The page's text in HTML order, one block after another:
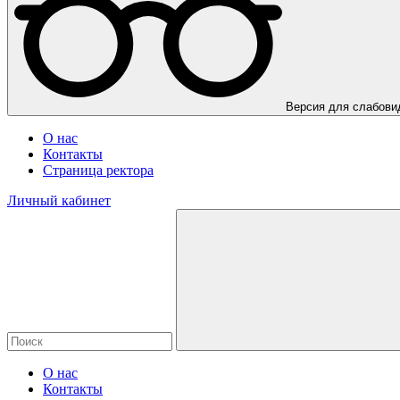
Версия для
О нас
Контакты
Страница ректора
Личный кабинет
О нас
Контакты